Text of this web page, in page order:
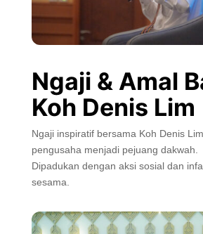
Ngaji & Amal
Koh Denis Lim
Ngaji inspiratif bersama Koh Denis
pengusaha menjadi pejuang dakwah.
Dipadukan dengan aksi sosial dan
sesama.